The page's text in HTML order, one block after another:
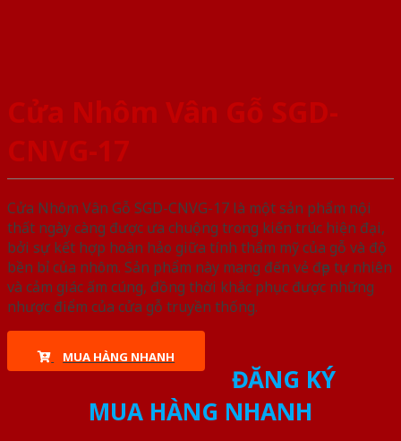
Cửa Nhôm Vân Gỗ SGD-
CNVG-17
Cửa Nhôm Vân Gỗ SGD-CNVG-17 là một sản phẩm nội
thất ngày càng được ưa chuộng trong kiến trúc hiện đại,
bởi sự kết hợp hoàn hảo giữa tính thẩm mỹ của gỗ và độ
bền bỉ của nhôm. Sản phẩm này mang đến vẻ đẹp tự nhiên
và cảm giác ấm cúng, đồng thời khắc phục được những
nhược điểm của cửa gỗ truyền thống.
MUA HÀNG NHANH
ĐĂNG KÝ
MUA HÀNG NHANH